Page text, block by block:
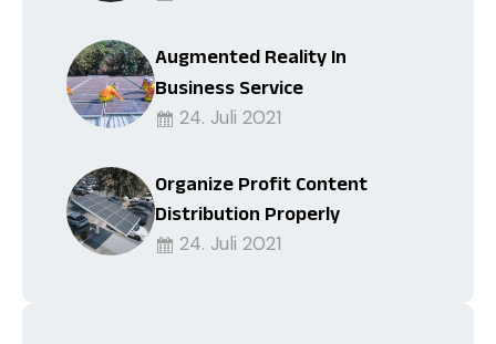
Augmented Reality In
Business Service
24. Juli 2021
Organize Profit Content
Distribution Properly
24. Juli 2021